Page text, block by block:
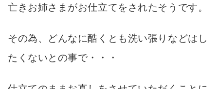
亡きお姉さまがお仕立てをされたそうです。
その為、どんなに酷くとも洗い張りなどはし
たくないとの事で・・・